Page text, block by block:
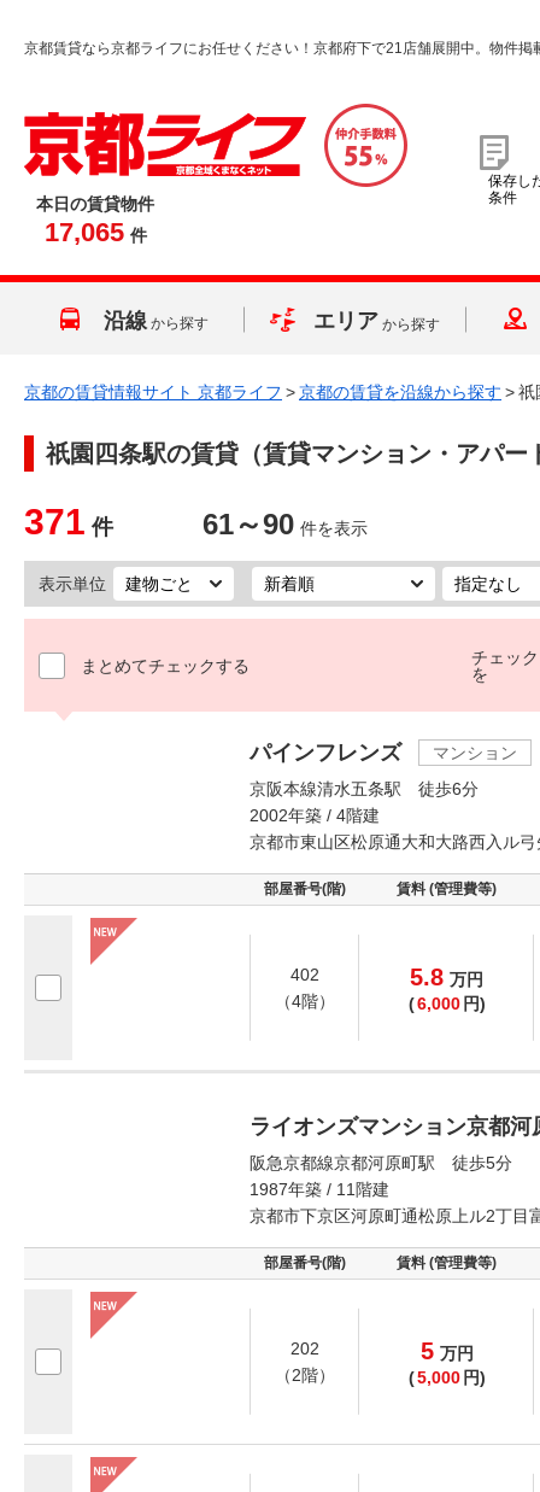
京都賃貸なら京都ライフにお任せください！京都府下で21店舗展開中。物件掲
本日の賃貸物件
17,065 件
保存し
条件
沿線 から探す エリア から探す
京都の賃貸情報サイト 京都ライフ >京都の賃貸を沿線から探す >祇
祇園四条駅の賃貸（賃貸マンション・アパー
371 件 61～90 件を表示
表示単位
まとめてチェックする
チェッ
を
パインフレンズ
マンション
京阪本線清水五条駅 徒歩6分
2002年築 / 4階建
京都市東山区松原通大和大路西入ル弓
部屋番号(階) 賃料 (管理費等)
402
（4階）
5.8 万円
(6,000 円)
ライオンズマンション京都河
阪急京都線京都河原町駅 徒歩5分
1987年築 / 11階建
京都市下京区河原町通松原上ル2丁目
部屋番号(階) 賃料 (管理費等)
202
（2階）
5 万円
(5,000 円)